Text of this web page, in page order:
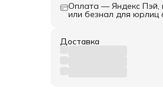
Оплата — Яндекс Пэй,
или безнал для
Доставка